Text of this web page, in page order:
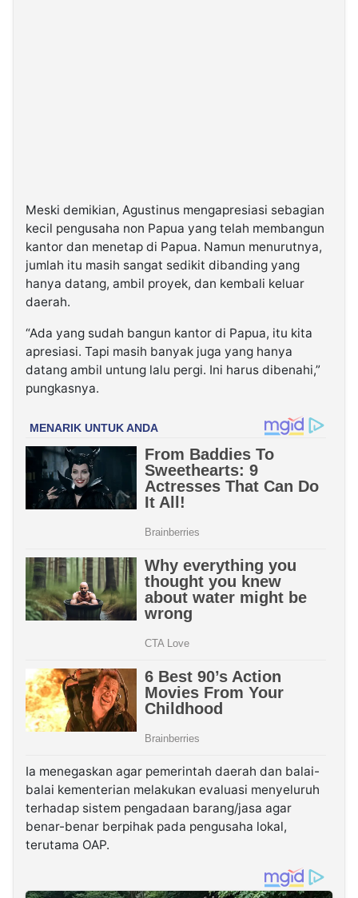
Meski demikian, Agustinus mengapresiasi sebagian
kecil pengusaha non Papua yang telah membangun
kantor dan menetap di Papua. Namun menurutnya,
jumlah itu masih sangat sedikit dibanding yang
hanya datang, ambil proyek, dan kembali keluar
daerah.
“Ada yang sudah bangun kantor di Papua, itu kita
apresiasi. Tapi masih banyak juga yang hanya
datang ambil untung lalu pergi. Ini harus dibenahi,”
pungkasnya.
Ia menegaskan agar pemerintah daerah dan balai-
balai kementerian melakukan evaluasi menyeluruh
terhadap sistem pengadaan barang/jasa agar
benar-benar berpihak pada pengusaha lokal,
terutama OAP.